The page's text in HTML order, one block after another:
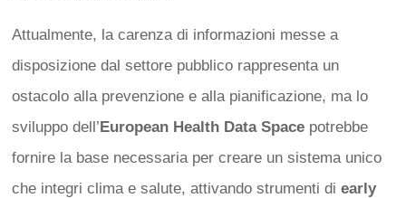
Attualmente, la carenza di informazioni messe a
disposizione dal settore pubblico rappresenta un
ostacolo alla prevenzione e alla pianificazione, ma lo
sviluppo dell’European Health Data Space potrebbe
fornire la base necessaria per creare un sistema unico
che integri clima e salute, attivando strumenti di early